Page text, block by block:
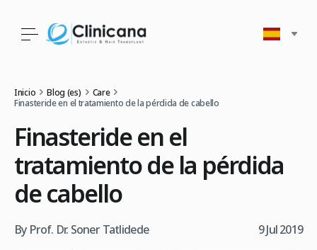
Inicio Blog (es)
Care
Finasteride en el tratamiento de la pérdida de cabello
Finasteride en el
tratamiento de la pérdida
de cabello
By Prof. Dr. Soner Tatlidede 9 Jul 2019